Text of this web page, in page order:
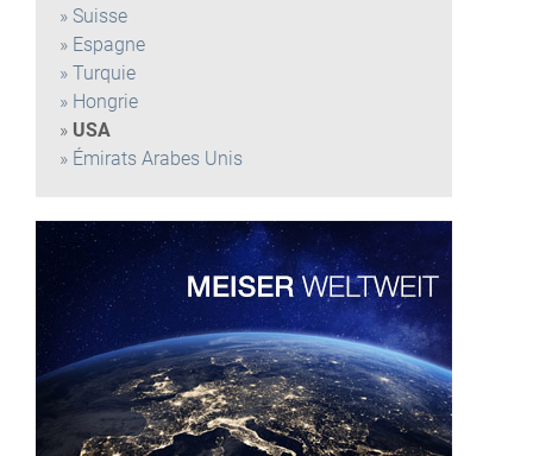
Suisse
Espagne
Turquie
Hongrie
USA
Émirats Arabes Unis